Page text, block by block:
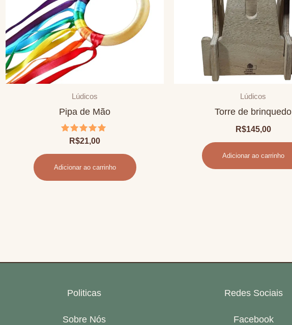
Lúdicos
Pipa de Mão
Avaliação
5.00
de 5
R$21,00
Adicionar ao carrinho
Lúdicos
Torre de brinquedo
R$145,00
Adicionar ao carrinho
Politicas
Sobre Nós
Redes Sociais
Facebook